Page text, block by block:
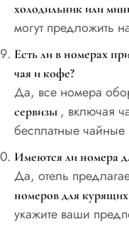
холодильник или
могут предложить
Есть ли в номерах
чая и кофе?
Да, все номера
сервизы , включая
бесплатные чайные
Имеются ли номера
Да, отель
номеров для
укажите ваши